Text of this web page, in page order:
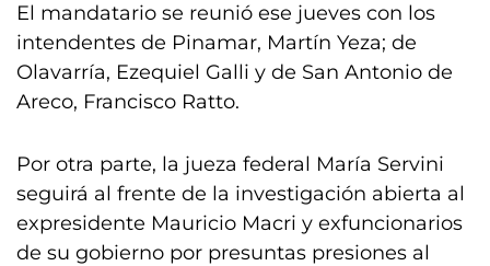
El mandatario se reunió ese jueves con los
intendentes de Pinamar, Martín Yeza; de
Olavarría, Ezequiel Galli y de San Antonio de
Areco, Francisco Ratto.
Por otra parte, la jueza federal María Servini
seguirá al frente de la investigación abierta al
expresidente Mauricio Macri y exfuncionarios
de su gobierno por presuntas presiones al